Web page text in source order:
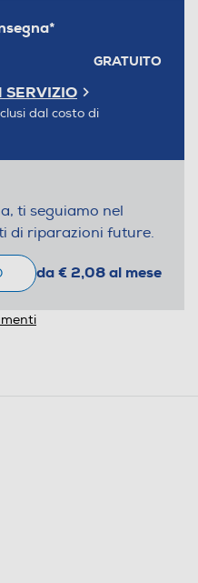
GRATUITO
SERVIZIO
dal costo di
ti seguiamo nel
di riparazioni future.
da € 2,08 al mese